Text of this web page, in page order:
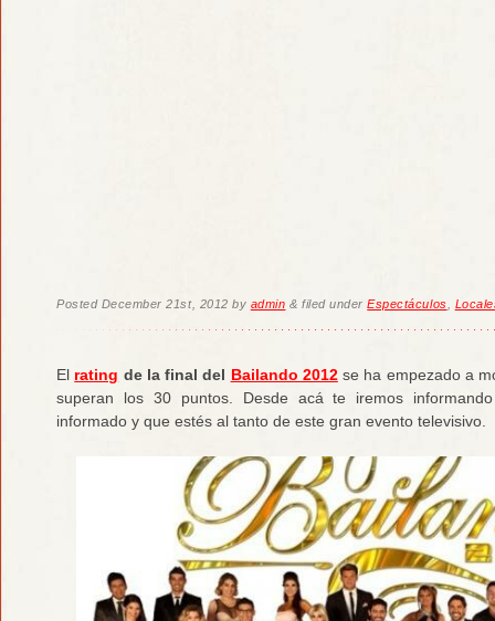
Posted December 21st, 2012 by admin & filed underEspectáculos
El rating de la final del Bailando 2012se ha empezado a
superan los 30 puntos. Desde acá te iremos
informado y que estés al tanto de este gran evento televisivo.